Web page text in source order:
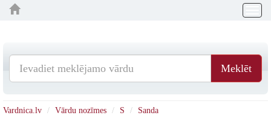
Meklēt
Vardnica.lv Vārdu nozīmes S Sanda